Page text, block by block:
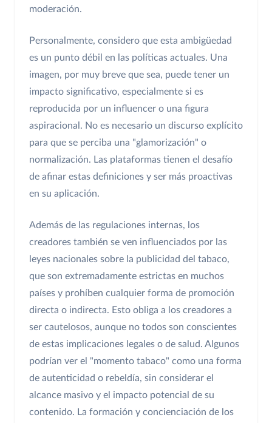
moderación.
Personalmente, considero que esta ambigüedad
es un punto débil en las políticas actuales. Una
imagen, por muy breve que sea, puede tener un
impacto significativo, especialmente si es
reproducida por un influencer o una figura
aspiracional. No es necesario un discurso explícito
para que se perciba una "glamorización" o
normalización. Las plataformas tienen el desafío
de afinar estas definiciones y ser más proactivas
en su aplicación.
Además de las regulaciones internas, los
creadores también se ven influenciados por las
leyes nacionales sobre la publicidad del tabaco,
que son extremadamente estrictas en muchos
países y prohíben cualquier forma de promoción
directa o indirecta. Esto obliga a los creadores a
ser cautelosos, aunque no todos son conscientes
de estas implicaciones legales o de salud. Algunos
podrían ver el "momento tabaco" como una forma
de autenticidad o rebeldía, sin considerar el
alcance masivo y el impacto potencial de su
contenido. La formación y concienciación de los